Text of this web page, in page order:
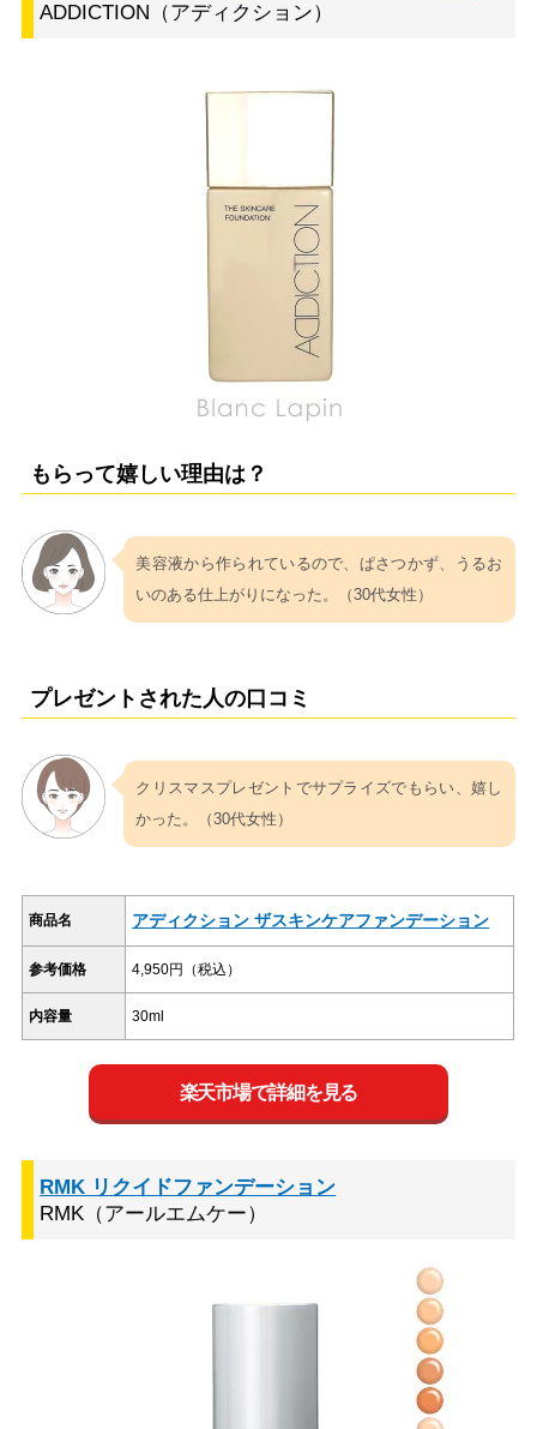
ADDICTION（アディクション）
もらって嬉しい理由は？
美容液から作られているので、ぱさつかず、うるお
いのある仕上がりになった。（30代女性）
プレゼントされた人の口コミ
クリスマスプレゼントでサプライズでもらい、嬉し
かった。（30代女性）
商品名 アディクション ザスキンケアファンデーション
参考価格 4,950円（税込）
内容量 30ml
楽天市場で詳細を見る
RMK リクイドファンデーション
RMK（アールエムケー）